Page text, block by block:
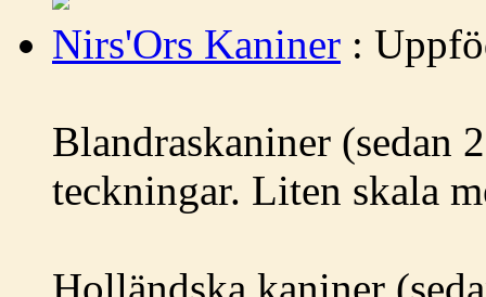
Nirs'Ors Kaniner :
Blandraskaniner (sedan
teckningar. Liten skala
Holländska kaniner